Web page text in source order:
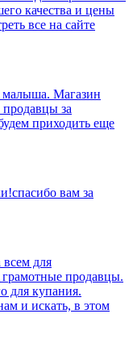
качества и цены
все на сайте
малыша. Магазин
за
приходить еще
вам за
для
продавцы.
для купания.
и искать, в этом